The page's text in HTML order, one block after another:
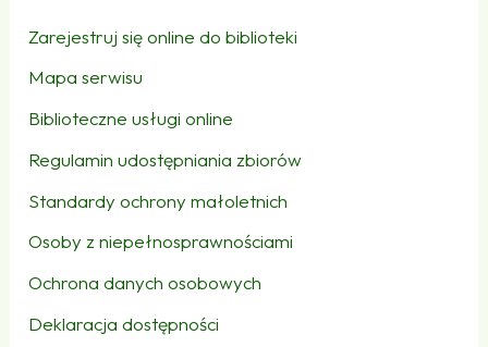
Zarejestruj się online do biblioteki
Mapa serwisu
Biblioteczne usługi online
Regulamin udostępniania zbiorów
Standardy ochrony małoletnich
Osoby z niepełnosprawnościami
Ochrona danych osobowych
Deklaracja dostępności